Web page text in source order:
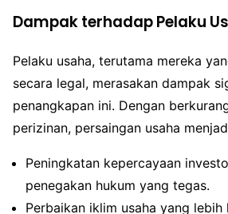
Dampak terhadap Pelaku
Pelaku usaha, terutama mereka
secara legal, merasakan dampak
penangkapan ini. Dengan
perizinan, persaingan usaha
Peningkatan kepercayaan
penegakan hukum yang tegas.
Perbaikan iklim usaha yang